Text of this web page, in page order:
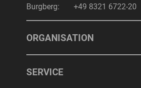
Burgberg:
+49 8321 6722-20
ORGANISATION
SERVICE